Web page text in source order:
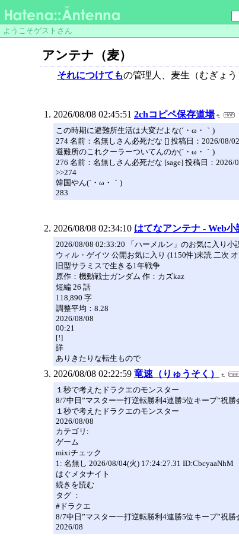
ようこそゲストさん
アンテナ（麦）
それにつけてもの管理人、麦生（むぎょう
2026/08/08 02:45:51 2chコピペ保存道場
この時期に避難所生活は大変だよな(´・ω・｀)
274 名前：名無しさん必死だな [] 投稿日：2026/08/
避難所のこれクーラーついてんのか(´・ω・｀)
276 名前：名無しさん必死だな [sage] 投稿日：2026/
>>274
韓国やん(´・ω・｀)
283
2026/08/08 02:34:10 はてなアンテナ - Web
2026/08/08 02:33:20 「ハーメルン」のお気に入り
ウィル・ゲイツ 公開お気に入り (1150件)未読 二次 オ
旧型サラミスで生きる1年戦争
原作：機動戦士ガンダム 作：カズkaz
短編 26 話
118,890 字
調整平均：8.28
2026/08/08
00:21
[!]
詳
ありきたりな転生もので
2026/08/08 02:22:59 竜速（りゅうそく）
１秒で考えたドラクエのモンスター
8/7中日”マスター一打逆転勝利4連勝5位キープ”祝勝
１秒で考えたドラクエのモンスター
2026/08/08
カテゴリ:
ゲーム
mixiチェック
1: 名無し 2026/08/04(火) 17:24:27.31 ID:CbcyaaNhM
はぐメタナイト
続きを読む
タグ ：
#ドラクエ
8/7中日”マスター一打逆転勝利4連勝5位キープ”祝勝
2026/08